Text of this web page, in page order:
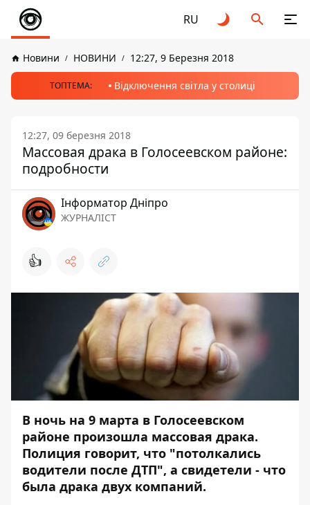
RU
Новини НОВИНИ 12:27, 9 Березня 2018
ТОПТЕМА: Відключення світла у столиці
12:27, 09 березня 2018
Массовая драка в Голосеевском районе:
подробности
Інформатор Дніпро
ЖУРНАЛІСТ
👍
В ночь на 9 марта в Голосеевском
районе произошла массовая драка.
Полиция говорит, что "потолкались
водители после ДТП", а свидетели - что
была драка двух компаний.